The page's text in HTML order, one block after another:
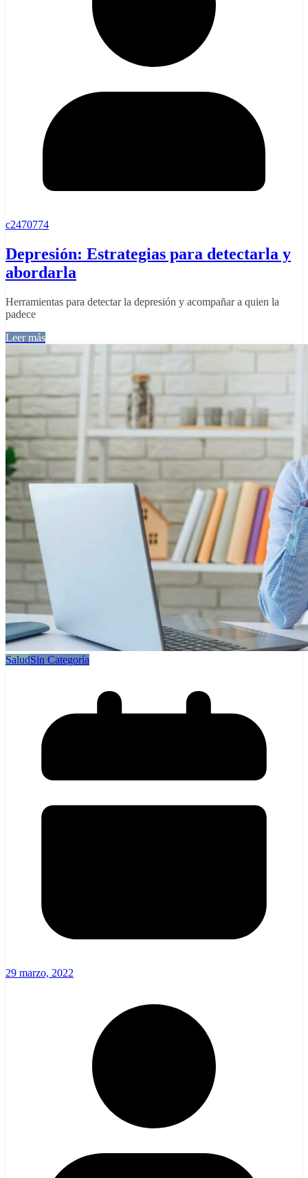
c2470774
Depresión: Estrategias para detectarla y
abordarla
Herramientas para detectar la depresión y acompañar a quien la
padece
Leer más
SaludSin Categoría
29 marzo, 2022